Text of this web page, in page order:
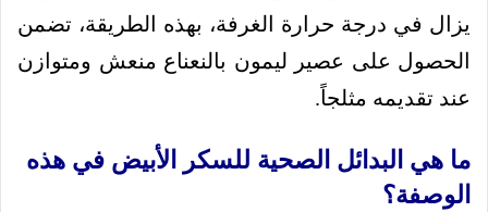
يزال في درجة حرارة الغرفة، بهذه الطريقة، تضمن
الحصول على عصير ليمون بالنعناع منعش ومتوازن
عند تقديمه مثلجاً.
ما هي البدائل الصحية للسكر الأبيض في هذه
الوصفة؟